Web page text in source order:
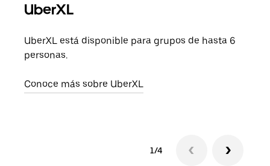
UberXL
UberXL está disponible para grupos de hasta 6
personas.
Conoce más sobre UberXL
1/4